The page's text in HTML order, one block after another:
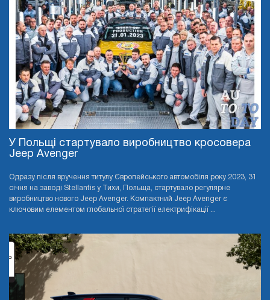
У Польщі стартувало виробництво кросовера
Jeep Avenger
Одразу після вручення титулу Європейського автомобіля року 2023, 31
січня на заводі Stellantis у Тихи, Польща, стартувало регулярне
виробництво нового Jeep Avenger. Компактний Jeep Avenger є
ключовим елементом глобальної стратегії електрифікації ...